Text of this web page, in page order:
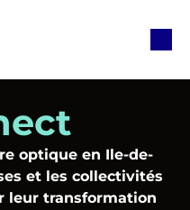
optique en Ile-de-
et les collectivités
leur transformation